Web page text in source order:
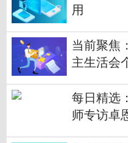
用
当前聚焦
主生活会
每日精选
师专访卓